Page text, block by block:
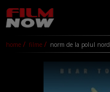
home filme norm de la polul nord